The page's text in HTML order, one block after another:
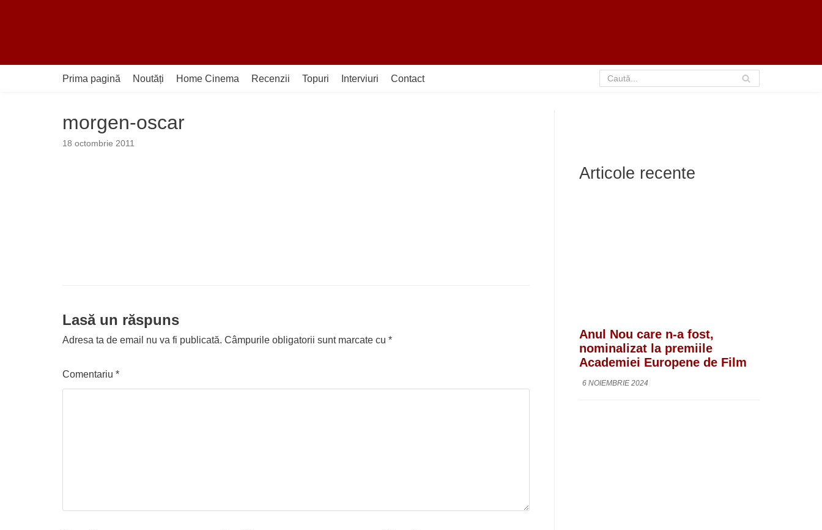
conținut
Prima pagină
Noutăți Home Cinema Recenzii Topuri Interviuri Contact
morgen-oscar
18 octombrie 2011
Lasă un răspuns
Adresa ta de email nu va fi publicată. Câmpurile obligatorii sunt marcate cu *
Comentariu *
Articole recente
Anul Nou care n-a fost,
nominalizat la premiile
Academiei Europene de Film
6 NOIEMBRIE 2024